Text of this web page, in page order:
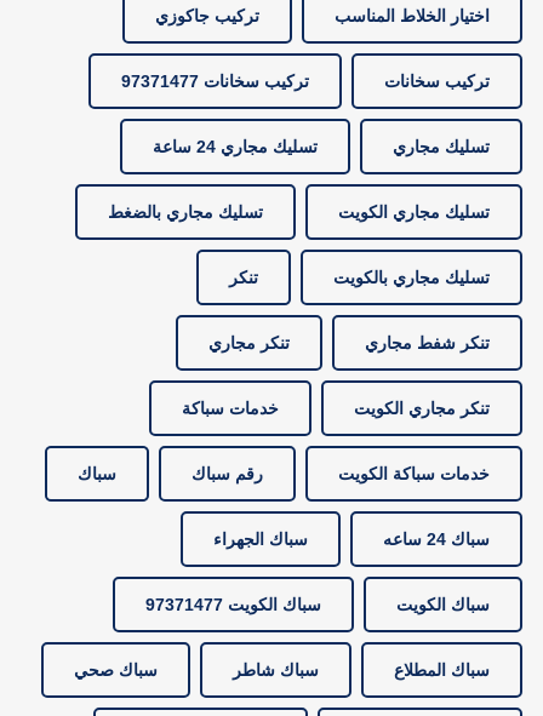
اختيار الخلاط المناسب تركيب جاكوزي
تركيب سخانات تركيب سخانات 97371477
تسليك مجاري تسليك مجاري 24 ساعة
تسليك مجاري الكويت تسليك مجاري بالضغط
تسليك مجاري بالكويت تنكر
تنكر شفط مجاري تنكر مجاري
تنكر مجاري الكويت خدمات سباكة
خدمات سباكة الكويت رقم سباك سباك
سباك 24 ساعه سباك الجهراء
سباك الكويت سباك الكويت 97371477
سباك المطلاع سباك شاطر سباك صحي